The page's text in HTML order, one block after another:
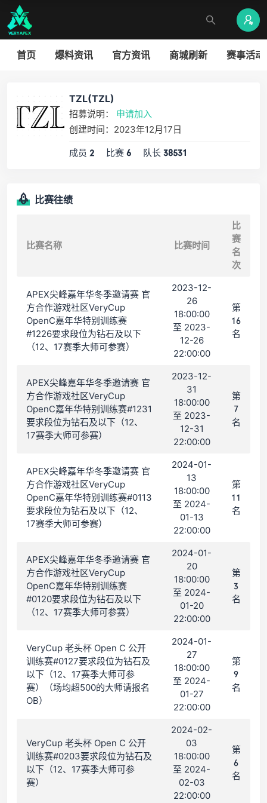
首页 爆料资讯 官方资讯 商城刷新 赛事活动
TZL(TZL)
招募说明： 申请加入
创建时间：2023年12月17日
成员 2 比赛 6 队长 38531
比赛往绩
比赛名称 比赛时间
比
赛
名
次
APEX尖峰嘉年华冬季邀请赛 官
方合作游戏社区VeryCup
OpenC嘉年华特别训练赛
#1226要求段位为钻石及以下
（12、17赛季大师可参赛）
2023-12-
26
18:00:00
至 2023-
12-26
22:00:00
第
16
名
APEX尖峰嘉年华冬季邀请赛 官
方合作游戏社区VeryCup
OpenC嘉年华特别训练赛#1231
要求段位为钻石及以下（12、
17赛季大师可参赛）
2023-12-
31
18:00:00
至 2023-
12-31
22:00:00
第
7
名
APEX尖峰嘉年华冬季邀请赛 官
方合作游戏社区VeryCup
OpenC嘉年华特别训练赛#0113
要求段位为钻石及以下（12、
17赛季大师可参赛）
2024-01-
13
18:00:00
至 2024-
01-13
22:00:00
第
11
名
APEX尖峰嘉年华冬季邀请赛 官
方合作游戏社区VeryCup
OpenC嘉年华特别训练赛
#0120要求段位为钻石及以下
（12、17赛季大师可参赛）
2024-01-
20
18:00:00
至 2024-
01-20
22:00:00
第
3
名
VeryCup 老头杯 Open C 公开
训练赛#0127要求段位为钻石及
以下（12、17赛季大师可参
赛）（场均超500的大师请报名
OB）
2024-01-
27
18:00:00
至 2024-
01-27
22:00:00
第
9
名
VeryCup 老头杯 Open C 公开
训练赛#0203要求段位为钻石及
以下（12、17赛季大师可参
赛）
2024-02-
03
18:00:00
至 2024-
02-03
22:00:00
第
6
名